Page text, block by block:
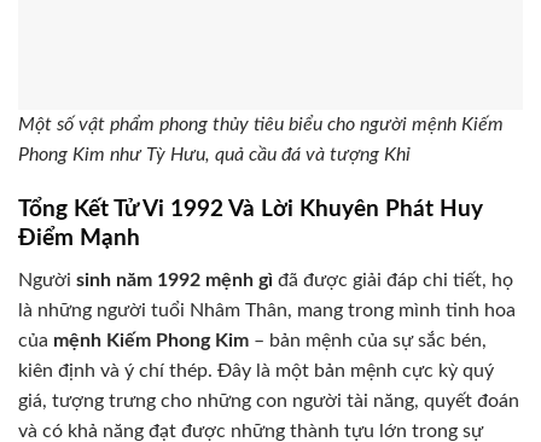
Một số vật phẩm phong thủy tiêu biểu cho người mệnh Kiếm
Phong Kim như Tỳ Hưu, quả cầu đá và tượng Khỉ
Tổng Kết Tử Vi 1992 Và Lời Khuyên Phát Huy
Điểm Mạnh
Người sinh năm 1992 mệnh gì đã được giải đáp chi tiết, họ
là những người tuổi Nhâm Thân, mang trong mình tinh hoa
của mệnh Kiếm Phong Kim – bản mệnh của sự sắc bén,
kiên định và ý chí thép. Đây là một bản mệnh cực kỳ quý
giá, tượng trưng cho những con người tài năng, quyết đoán
và có khả năng đạt được những thành tựu lớn trong sự